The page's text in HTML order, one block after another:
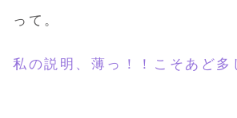
って。
私の説明、薄っ！！こそあど多